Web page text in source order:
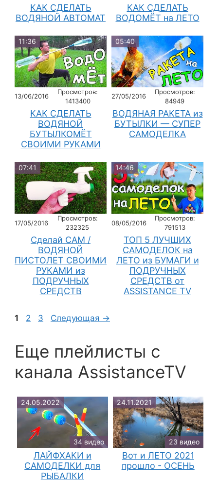
КАК СДЕЛАТЬ
ВОДЯНОЙ АВТОМАТ
КАК СДЕЛАТЬ
ВОДОМЁТ на ЛЕТО
11:36
13/06/2016
Просмотров:
1413400
КАК СДЕЛАТЬ
ВОДЯНОЙ
БУТЫЛКОМЁТ
СВОИМИ РУКАМИ
05:40
27/05/2016
Просмотров:
84949
ВОДЯНАЯ РАКЕТА из
БУТЫЛКИ — СУПЕР
САМОДЕЛКА
07:41
17/05/2016
Просмотров:
232325
Сделай САМ /
ВОДЯНОЙ
ПИСТОЛЕТ СВОИМИ
РУКАМИ из
ПОДРУЧНЫХ
СРЕДСТВ
14:46
08/05/2016
Просмотров:
791513
ТОП 5 ЛУЧШИХ
САМОДЕЛОК на
ЛЕТО из БУМАГИ и
ПОДРУЧНЫХ
СРЕДСТВ от
ASSISTANCE TV
Страница
1 Страница
2 Страница
3 Следующая →
Еще плейлисты c
канала AssistanceTV
24.05.2022
34 видео
ЛАЙФХАКИ и
САМОДЕЛКИ для
РЫБАЛКИ
24.11.2021
23 видео
Вот и ЛЕТО 2021
прошло - ОСЕНЬ